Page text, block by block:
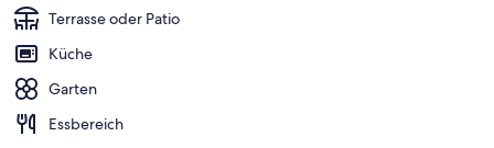
Terrasse oder Patio
Küche
Garten
Essbereich